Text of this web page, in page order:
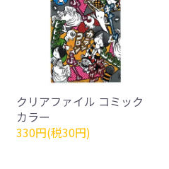
クリアファイル コミック
カラー
330円(税30円)